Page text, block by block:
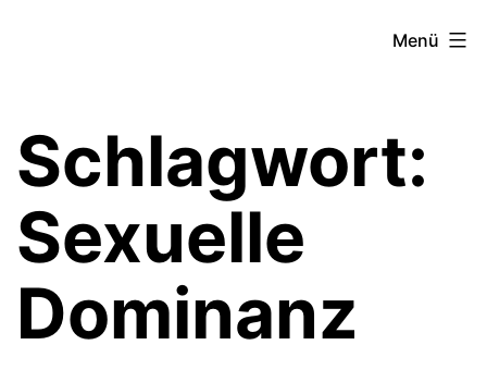
Menü
Schlagwort:
Sexuelle
Dominanz